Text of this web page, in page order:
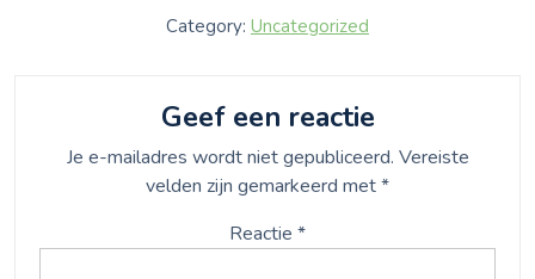
Category: Uncategorized
Geef een reactie
Je e-mailadres wordt niet gepubliceerd. Vereiste
velden zijn gemarkeerd met*
Reactie *